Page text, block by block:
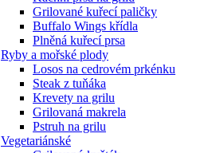
Grilované kuřecí paličky
Buffalo Wings křídla
Plněná kuřecí prsa
Ryby a mořské plody
Losos na cedrovém prkénku
Steak z tuňáka
Krevety na grilu
Grilovaná makrela
Pstruh na grilu
Vegetariánské